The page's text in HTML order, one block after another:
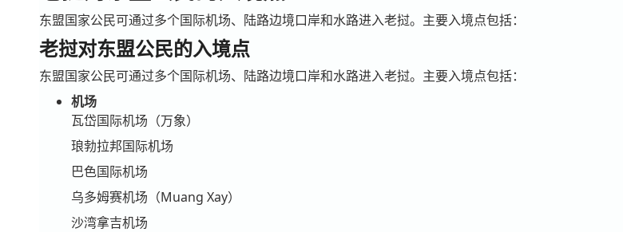
东盟国家公民可通过多个国际机场、陆路边境口岸和水路进入老挝。主要入境点包括：
老挝对东盟公民的入境点
东盟国家公民可通过多个国际机场、陆路边境口岸和水路进入老挝。主要入境点包括：
机场
瓦岱国际机场（万象）
琅勃拉邦国际机场
巴色国际机场
乌多姆赛机场（Muang Xay）
沙湾拿吉机场